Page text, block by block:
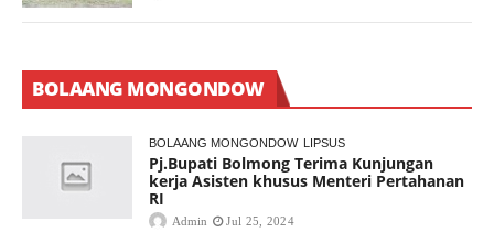
BOLAANG MONGONDOW
BOLAANG MONGONDOW LIPSUS
Pj.Bupati Bolmong Terima Kunjungan
kerja Asisten khusus Menteri Pertahanan
RI
Admin Jul 25, 2024